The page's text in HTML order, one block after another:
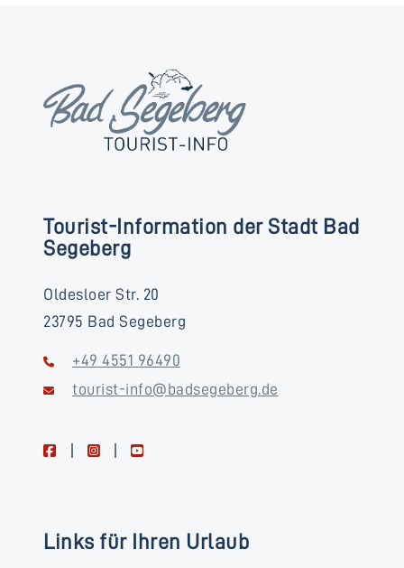
Tourist-Information der Stadt Bad
Segeberg
Oldesloer Str. 20
23795 Bad Segeberg
+49 4551 96490
tourist-info@badsegeberg.de
facebookinstagramyoutube
Links für Ihren Urlaub